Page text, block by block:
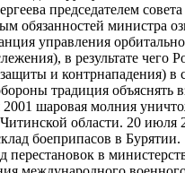
председателем
обязанностей министра
управления
в результате чего
и контрнападения) в
традиция
шаровая молния
области. 20
боеприпасов в
перестановок в